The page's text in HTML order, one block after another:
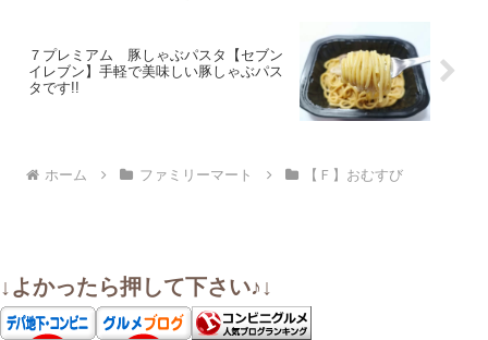
７プレミアム 豚しゃぶパスタ【セブン
イレブン】手軽で美味しい豚しゃぶパス
タです!!
ホーム ファミリーマート 【Ｆ】おむすび
↓よかったら押して下さい♪↓